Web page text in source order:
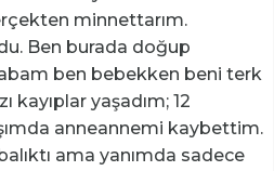
minnettarım.
Ben burada doğup
ben bebekken beni terk
kayıplar yaşadım; 12
anneannemi kaybettim.
ama yanımda sadece